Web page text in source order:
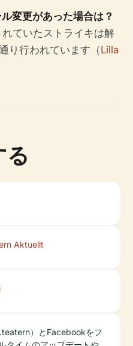
変更があった場合は？
ていたストライキは解
り行われています（Lilla
Aktuellt
）とFacebookをフ